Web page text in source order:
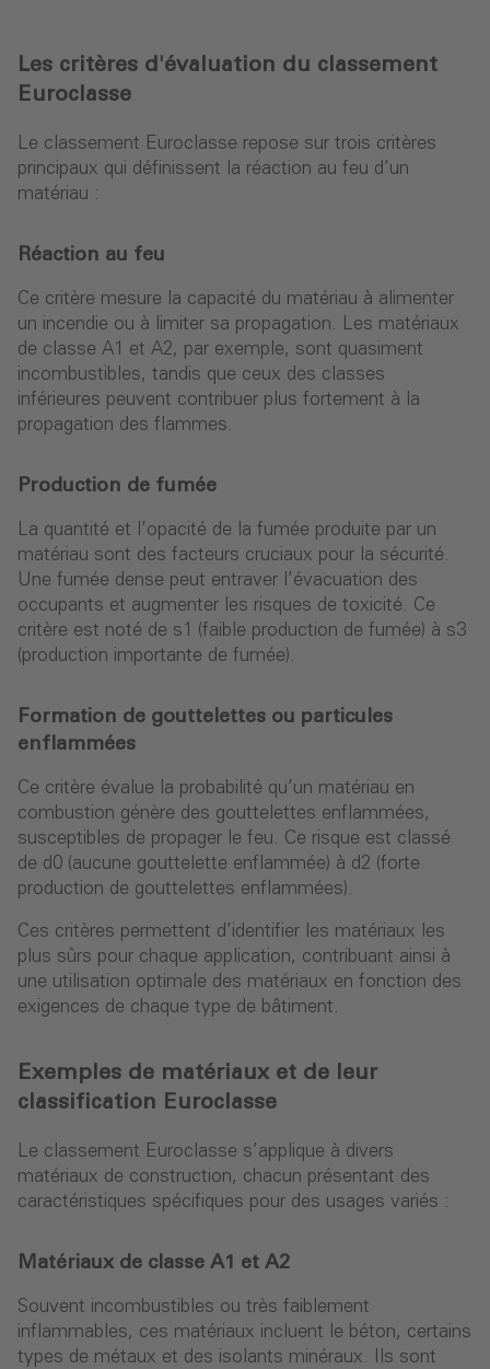
Les critères d'évaluation du classement
Euroclasse
Le classement Euroclasse repose sur trois critères
principaux qui définissent la réaction au feu d’un
matériau :
Réaction au feu
Ce critère mesure la capacité du matériau à alimenter
un incendie ou à limiter sa propagation. Les matériaux
de classe A1 et A2, par exemple, sont quasiment
incombustibles, tandis que ceux des classes
inférieures peuvent contribuer plus fortement à la
propagation des flammes.
Production de fumée
La quantité et l’opacité de la fumée produite par un
matériau sont des facteurs cruciaux pour la sécurité.
Une fumée dense peut entraver l’évacuation des
occupants et augmenter les risques de toxicité. Ce
critère est noté de s1 (faible production de fumée) à s3
(production importante de fumée).
Formation de gouttelettes ou particules
enflammées
Ce critère évalue la probabilité qu’un matériau en
combustion génère des gouttelettes enflammées,
susceptibles de propager le feu. Ce risque est classé
de d0 (aucune gouttelette enflammée) à d2 (forte
production de gouttelettes enflammées).
Ces critères permettent d’identifier les matériaux les
plus sûrs pour chaque application, contribuant ainsi à
une utilisation optimale des matériaux en fonction des
exigences de chaque type de bâtiment.
Exemples de matériaux et de leur
classification Euroclasse
Le classement Euroclasse s’applique à divers
matériaux de construction, chacun présentant des
caractéristiques spécifiques pour des usages variés :
Matériaux de classe A1 et A2
Souvent incombustibles ou très faiblement
inflammables, ces matériaux incluent le béton, certains
types de métaux et des isolants minéraux. Ils sont